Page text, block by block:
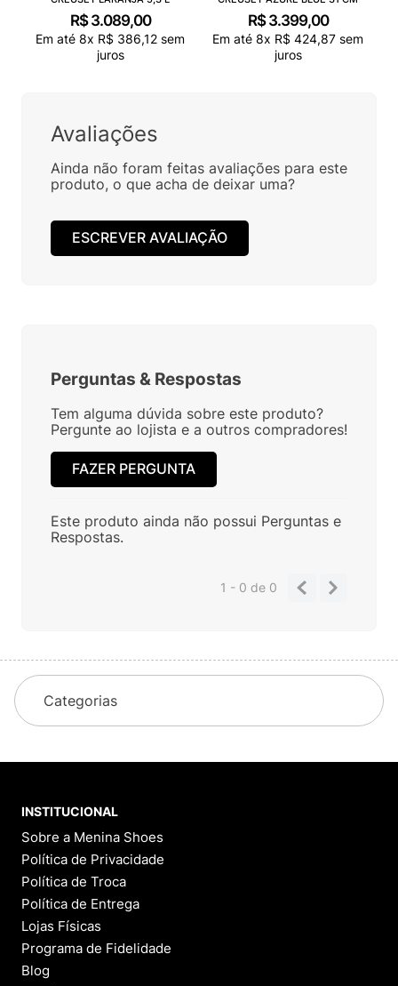
R$ 3.089,00
Em até 8x R$ 386,12 sem
juros
R$ 3.399,00
Em até 8x R$ 424,87 sem
juros
Avaliações
Ainda não foram feitas avaliações para este
produto, o que acha de deixar uma?
ESCREVER AVALIAÇÃO
Perguntas & Respostas
Tem alguma dúvida sobre este produto?
Pergunte ao lojista e a outros compradores!
FAZER PERGUNTA
Este produto ainda não possui Perguntas e
Respostas.
1 - 0de 0
Categorias
INSTITUCIONAL
Sobre a Menina Shoes
Política de Privacidade
Política de Troca
Política de Entrega
Lojas Físicas
Programa de Fidelidade
Blog